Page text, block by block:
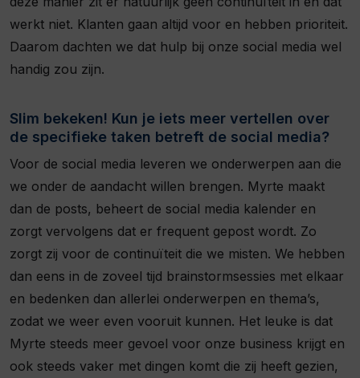
werkt niet. Klanten gaan altijd voor en hebben prioriteit.
Daarom dachten we dat hulp bij onze social media wel
handig zou zijn.
Slim bekeken! Kun je iets meer vertellen over
de specifieke taken betreft de social media?
Voor de social media leveren we onderwerpen aan die
we onder de aandacht willen brengen. Myrte maakt
dan de posts, beheert de social media kalender en
zorgt vervolgens dat er frequent gepost wordt. Zo
zorgt zij voor de continuïteit die we misten. We hebben
dan eens in de zoveel tijd brainstormsessies met elkaar
en bedenken dan allerlei onderwerpen en thema’s,
zodat we weer even vooruit kunnen. Het leuke is dat
Myrte steeds meer gevoel voor onze business krijgt en
ook steeds vaker met dingen komt die zij heeft gezien,